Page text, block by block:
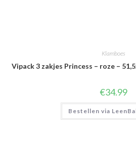
Klamboes
Vipack 3 zakjes Princess – roze –
€34.99
Bestellen via